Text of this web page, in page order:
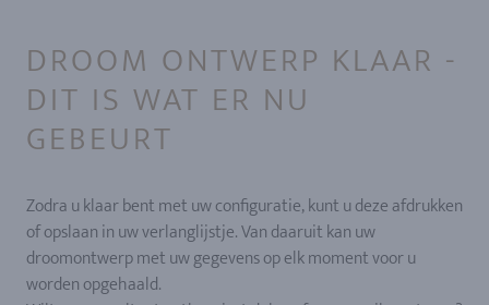
DROOM ONTWERP KLAAR -
DIT IS WAT ER NU
GEBEURT
Zodra u klaar bent met uw configuratie, kunt u deze afdrukken
of opslaan in uw verlanglijstje. Van daaruit kan uw
droomontwerp met uw gegevens op elk moment voor u
worden opgehaald.